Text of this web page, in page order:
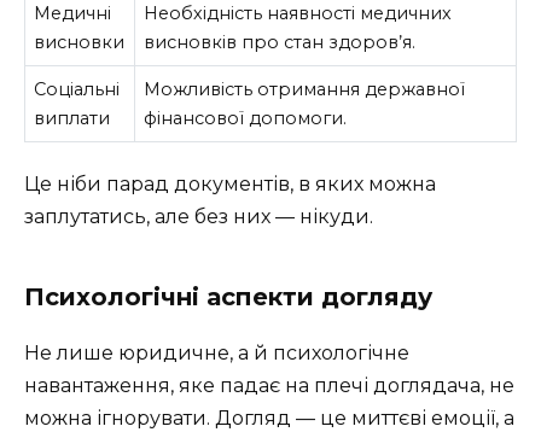
Медичні
висновки
Необхідність наявності медичних
висновків про стан здоров’я.
Соціальні
виплати
Можливість отримання державної
фінансової допомоги.
Це ніби парад документів, в яких можна
заплутатись, але без них — нікуди.
Психологічні аспекти догляду
Не лише юридичне, а й психологічне
навантаження, яке падає на плечі доглядача, не
можна ігнорувати. Догляд — це миттєві емоції, а